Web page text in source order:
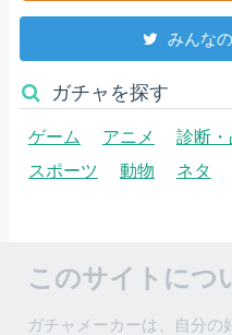
みんな
ガチャを探す
ゲーム アニメ 診断・
スポーツ
動物 ネタ
このサイトにつ
ガチャメーカーは、自分の